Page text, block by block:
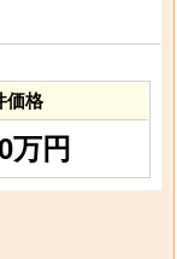
価格
万円